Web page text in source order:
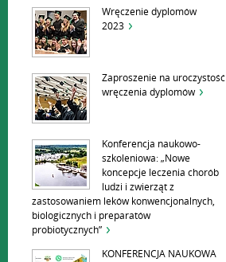
Wręczenie dyplomów
2023
Zaproszenie na uroczystość
wręczenia dyplomów
Konferencja naukowo-
szkoleniowa: „Nowe
koncepcje leczenia chorób
ludzi i zwierząt z
zastosowaniem leków konwencjonalnych,
biologicznych i preparatów
probiotycznych”
KONFERENCJA NAUKOWA